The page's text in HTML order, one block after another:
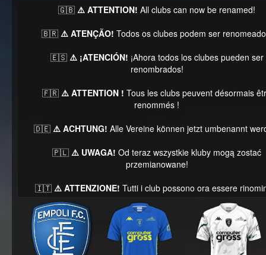
🇬🇧 ⚠️ ATTENTION! All clubs can now be renamed!
🇧🇷 ⚠️ ATENÇÃO! Todos os clubes podem ser
🇪🇸 ⚠️ ¡ATENCIÓN! ¡Ahora todos los clubes pueden ser
renombrados!
🇫🇷 ⚠️ ATTENTION ! Tous les clubs peuvent désormais
renommés !
🇩🇪 ⚠️ ACHTUNG! Alle Vereine können jetzt umbenannt
🇵🇱 ⚠️ UWAGA! Od teraz wszystkie kluby mogą zostać
przemianowane!
🇮🇹 ⚠️ ATTENZIONE! Tutti i club possono ora essere